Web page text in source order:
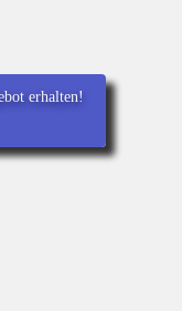
erhalten!